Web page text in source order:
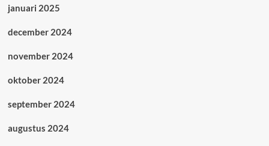
januari 2025
december 2024
november 2024
oktober 2024
september 2024
augustus 2024